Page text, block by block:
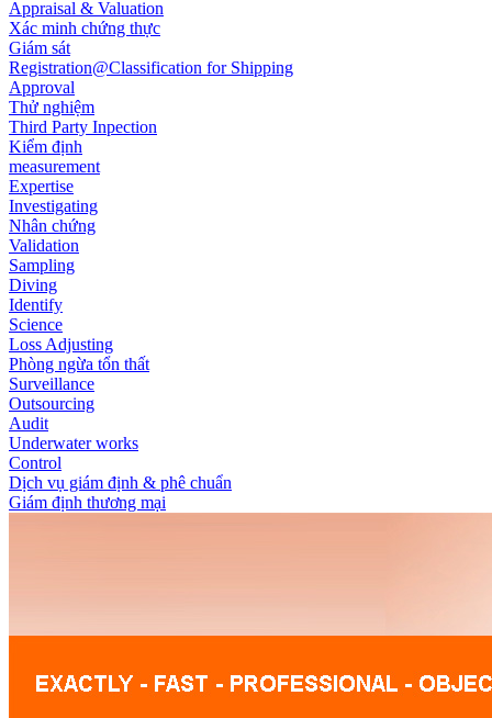
Appraisal & Valuation
Xác minh chứng thực
Giám sát
Registration@Classification for Shipping
Approval
Thử nghiệm
Third Party Inpection
Kiểm định
measurement
Expertise
Investigating
Nhân chứng
Validation
Sampling
Diving
Identify
Science
Loss Adjusting
Phòng ngừa tổn thất
Surveillance
Outsourcing
Audit
Underwater works
Control
Dịch vụ giám định & phê chuẩn
Giám định thương mại